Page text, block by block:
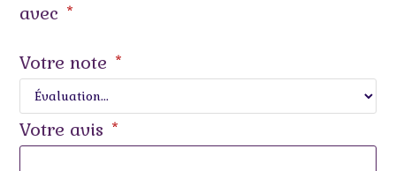
avec
*
Votre note *
Votre avis *